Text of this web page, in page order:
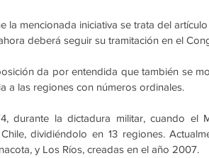
la mencionada iniciativa se trata del
deberá seguir su tramitación en el
da por entendida que también se
a las regiones con números ordinales.
durante la dictadura militar, cuando el
dividiéndolo en 13 regiones.
y Los Ríos, creadas en el año 2007.